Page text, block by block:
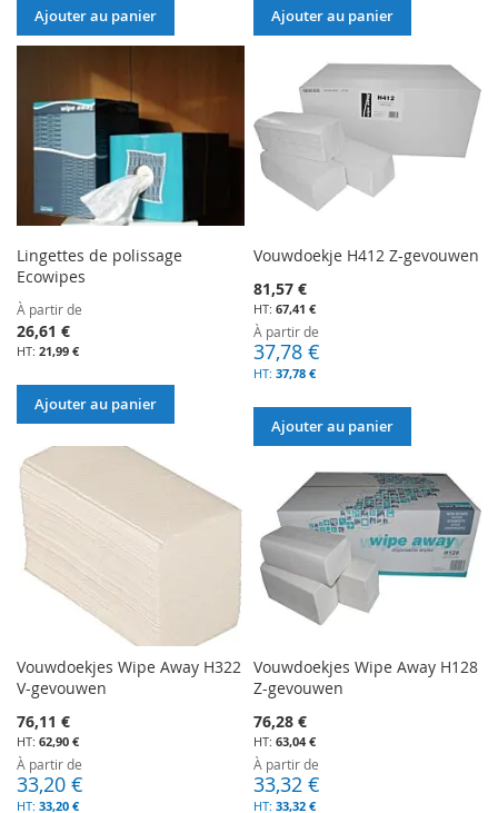
Ajouter au panier Ajouter au panier
Lingettes de polissage
Ecowipes
À partir de
26,61 €
21,99 €
Ajouter au panier
Vouwdoekje H412 Z-gevouwen
81,57 €
67,41 €
À partir de
37,78 €
37,78 €
Ajouter au panier
Vouwdoekjes Wipe Away H322
V-gevouwen
76,11 €
62,90 €
À partir de
33,20 €
33,20 €
Vouwdoekjes Wipe Away H128
Z-gevouwen
76,28 €
63,04 €
À partir de
33,32 €
33,32 €